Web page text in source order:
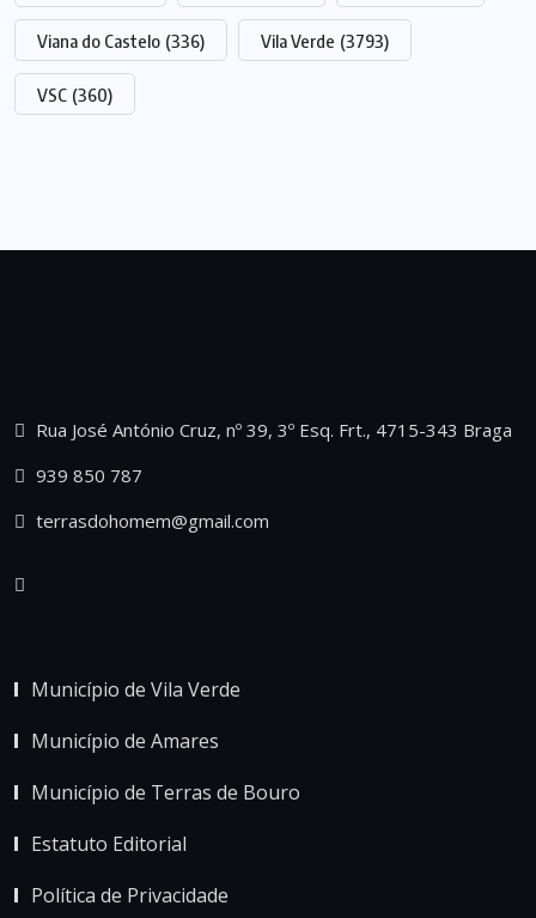
Viana do Castelo (336) Vila Verde (3793)
VSC (360)
Rua José António Cruz, nº 39, 3º Esq. Frt., 4715-343 Braga
939 850 787
terrasdohomem@gmail.com
Município de Vila Verde
Município de Amares
Município de Terras de Bouro
Estatuto Editorial
Política de Privacidade